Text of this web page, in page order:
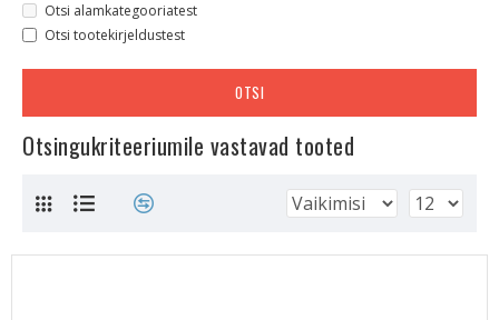
Otsi alamkategooriatest
Otsi tootekirjeldustest
OTSI
Otsingukriteeriumile vastavad tooted